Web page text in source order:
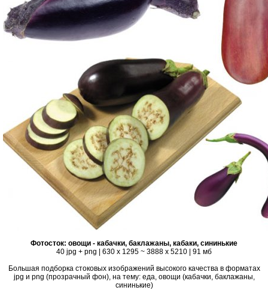
Фотосток: овощи - кабачки, баклажаны, кабаки, сининькие
40 jpg + png | 630 x 1295 ~ 3888 x 5210 | 91 мб
Большая подборка стоковых изображений высокого качества в форматах
jpg и png (прозрачный фон), на тему: еда, овощи (кабачки, баклажаны,
сининькие)